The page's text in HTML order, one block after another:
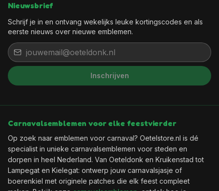
Nieuwsbrief
Schrijf je in en ontvang wekelijks leuke kortingscodes en als
eerste nieuws over nieuwe emblemen.
Inschrijven
Carnavalsemblemen voor elke feestvierder
Op zoek naar emblemen voor carnaval? Oetelstore.nl is dé
specialist in unieke carnavalsemblemen voor steden en
dorpen in heel Nederland. Van Oeteldonk en Kruikenstad tot
Lampegat en Kielegat: ontwerp jouw carnavalsjasje of
boerenkiel met originele patches die elk feest compleet
bent binnen!
Wil je elke week een leuke kortingscode in je
🎟️Wekelijks een verse kortingscode
✨ Als eerste de nieuwste emblemen